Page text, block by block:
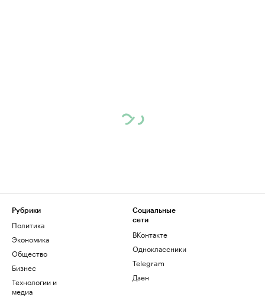
Рубрики
Политика
Экономика
Общество
Бизнес
Технологии и
медиа
Социальные
сети
ВКонтакте
Одноклассники
Telegram
Дзен